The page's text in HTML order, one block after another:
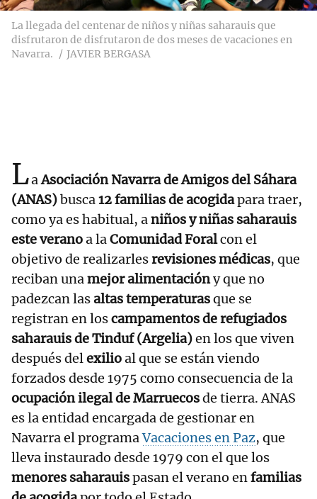
La llegada del centenar de niños y niñas saharauis que
disfrutaron de disfrutaron de dos meses de vacaciones en
Navarra.
JAVIER BERGASA
LaAsociación Navarra de Amigos del Sáhara
(ANAS)busca12 familias de acogidapara traer,
como ya es habitual, aniños y niñas saharauis
este veranoa laComunidad Foralcon el
objetivo de realizarlesrevisiones médicas, que
reciban unamejor alimentacióny que no
padezcan lasaltas temperaturasque se
registran en loscampamentos de refugiados
saharauis de Tinduf (Argelia)en los que viven
después delexilioal que se están viendo
forzados desde 1975 como consecuencia de la
ocupación ilegal de Marruecosde tierra. ANAS
es la entidad encargada de gestionar en
Navarra el programaVacaciones en Paz, que
lleva instaurado desde 1979 con el que los
menores saharauispasan el verano enfamilias